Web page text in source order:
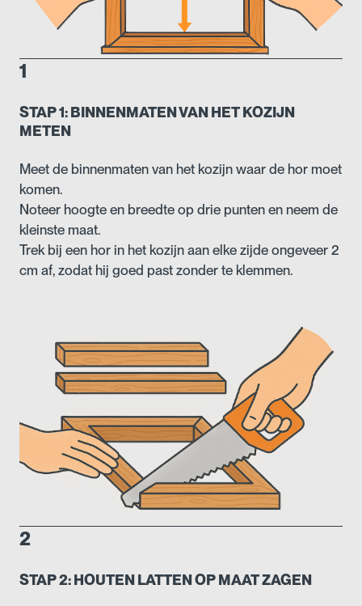
1
STAP 1: BINNENMATEN VAN HET KOZIJN
METEN
Meet de binnenmaten van het kozijn waar de hor moet
komen.
Noteer hoogte en breedte op drie punten en neem de
kleinste maat.
Trek bij een hor in het kozijn aan elke zijde ongeveer 2
cm af, zodat hij goed past zonder te klemmen.
2
STAP 2: HOUTEN LATTEN OP MAAT ZAGEN